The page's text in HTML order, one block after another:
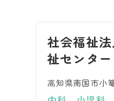
社会福祉
祉センター
高知県南国市小